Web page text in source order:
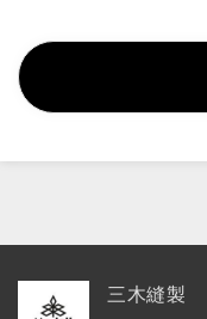
三木縫製